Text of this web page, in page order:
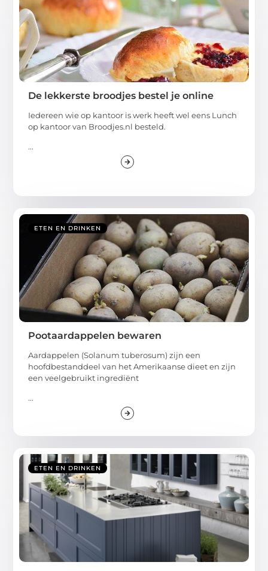
De lekkerste broodjes bestel je online
Iedereen wie op kantoor is werk heeft wel eens Lunch
op kantoor van Broodjes.nl besteld.
...
ETEN EN DRINKEN
Pootaardappelen bewaren
Aardappelen (​Solanum tuberosum​) zijn een
hoofdbestanddeel van het Amerikaanse dieet en zijn
een veelgebruikt ingrediënt
...
ETEN EN DRINKEN